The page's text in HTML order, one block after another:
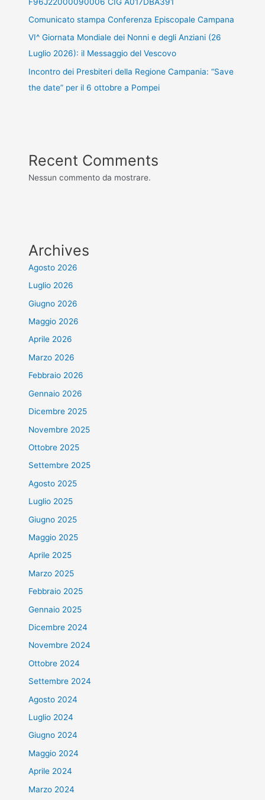
Comunicato stampa Conferenza Episcopale Campana
VI^ Giornata Mondiale dei Nonni e degli Anziani (26
Luglio 2026): il Messaggio del Vescovo
Incontro dei Presbiteri della Regione Campania: “Save
the date” per il 6 ottobre a Pompei
Recent Comments
Nessun commento da mostrare.
Archives
Agosto 2026
Luglio 2026
Giugno 2026
Maggio 2026
Aprile 2026
Marzo 2026
Febbraio 2026
Gennaio 2026
Dicembre 2025
Novembre 2025
Ottobre 2025
Settembre 2025
Agosto 2025
Luglio 2025
Giugno 2025
Maggio 2025
Aprile 2025
Marzo 2025
Febbraio 2025
Gennaio 2025
Dicembre 2024
Novembre 2024
Ottobre 2024
Settembre 2024
Agosto 2024
Luglio 2024
Giugno 2024
Maggio 2024
Aprile 2024
Marzo 2024